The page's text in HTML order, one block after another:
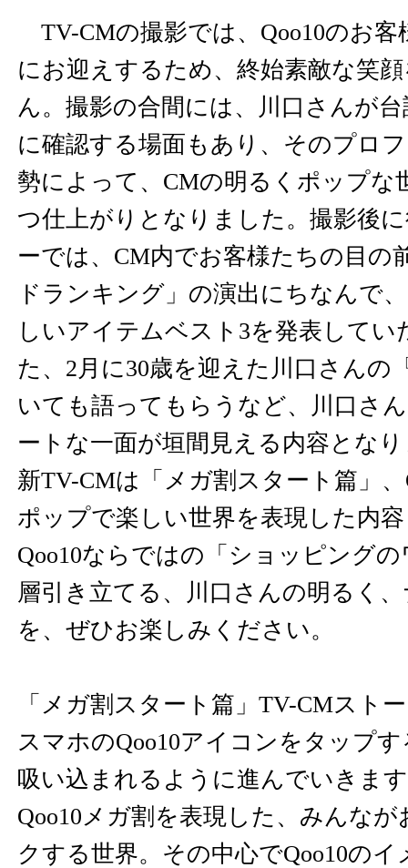
TV-CMの撮影では、Qoo10のお客
にお迎えするため、終始素敵な笑
ん。撮影の合間には、川口さんが
に確認する場面もあり、そのプロ
勢によって、CMの明るくポップな
つ仕上がりとなりました。撮影後
ーでは、CM内でお客様たちの目の
ドランキング」の演出にちなんで
しいアイテムベスト3を発表してい
た、2月に30歳を迎えた川口さんの
いても語ってもらうなど、川口さ
ートな一面が垣間見える内容とな
新TV-CMは「メガ割スタート篇」
ポップで楽しい世界を表現した内
Qoo10ならではの「ショッピング
層引き立てる、川口さんの明るく
を、ぜひお楽しみください。
「メガ割スタート篇」TV-CMスト
スマホのQoo10アイコンをタップ
吸い込まれるように進んでいきま
Qoo10メガ割を表現した、みんな
クする世界。その中心でQoo10の